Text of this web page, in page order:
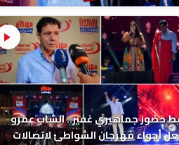
بالمضيق
حضور جماهيري غفير.. الشاب عمرو
أجواء مهرجان الشواطئ لاتصالات